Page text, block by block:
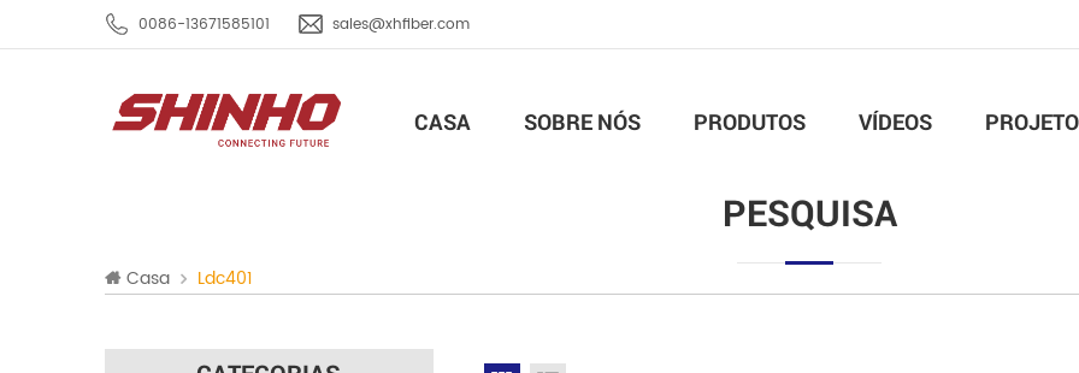
0086-13671585101 sales@xhfiber.com
CASA SOBRE NÓS PRODUTOS VÍDEOS
PESQUISA
Casa Ldc401